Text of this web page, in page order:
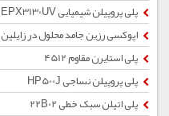
پلی پروپیلن شیمیایی EPX3130UV
اپوکسی رزین جامد محلول در زایلین
پلی استایرن مقاوم 4512
پلی پروپیلن نساجی HP500J
پلی اتیلن سبک خطی 22B02